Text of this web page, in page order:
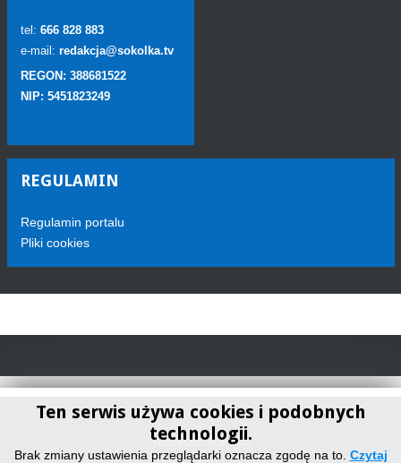
tel: 666 828 883
e-mail: redakcja@sokolka.tv
REGON: 388681522
NIP: 5451823249
REGULAMIN
Regulamin portalu
Pliki cookies
Ten serwis używa cookies i podobnych
technologii.
Brak zmiany ustawienia przeglądarki oznacza zgodę na to. Czytaj
Telewizja Sokółka